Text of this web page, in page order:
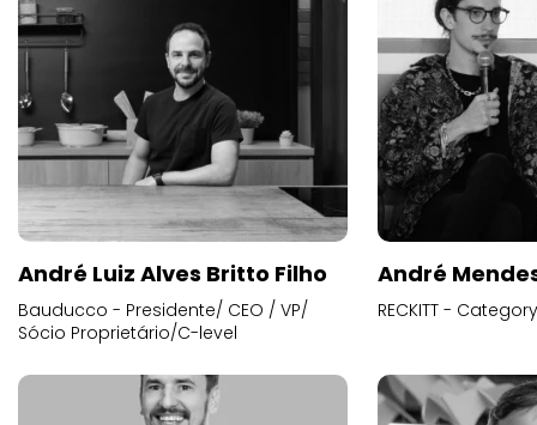
André Luiz Alves Britto Filho
Bauducco - Presidente/ CEO / VP/
Sócio Proprietário/C-level
André
RECKITT -